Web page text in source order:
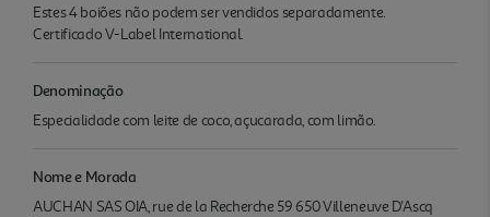
Estes 4 boiões não podem ser vendidos separadamente.
Certificado V-Label International.
Denominação
Especialidade com leite de coco, açucarada, com limão.
Nome e Morada
AUCHAN SAS OIA, rue de la Recherche 59 650 Villeneuve D'Ascq